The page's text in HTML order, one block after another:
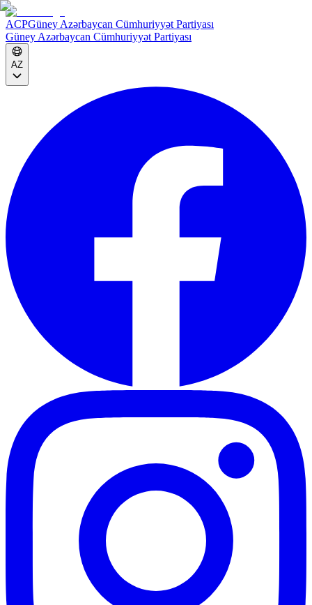
ACPGüney Azərbaycan Cümhuriyyət Partiyası
Güney Azərbaycan Cümhuriyyət Partiyası
AZ